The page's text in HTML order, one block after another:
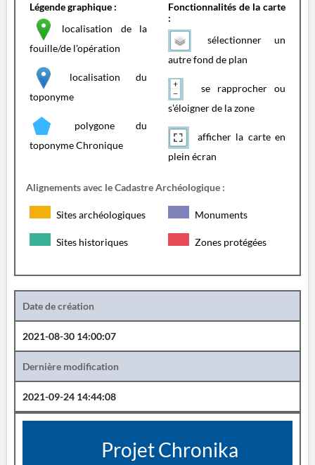
Légende graphique :
localisation de la
fouille/de l'opération
localisation du
toponyme
polygone du
toponyme Chronique
Fonctionnalités de la carte
:
sélectionner un
autre fond de plan
se rapprocher ou
s'éloigner de la zone
afficher la carte en
plein écran
Alignements avec le Cadastre Archéologique :
Sites archéologiques Monuments
Sites historiques Zones protégées
Date de création
2021-08-30 14:00:07
Dernière modification
2021-09-24 14:44:08
Projet Chronika